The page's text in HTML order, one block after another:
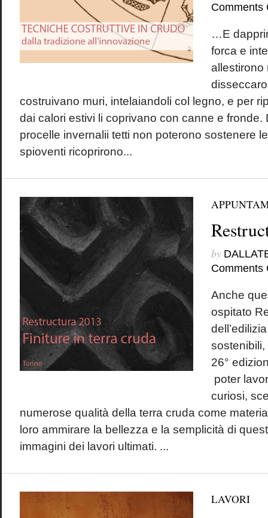
Comments
…E
forca e
allestirono
costruivano muri, intelaiandoli col legno, e per
dai calori estivi li coprivano con canne e fronde.
procelle invernalii tetti non poterono sostenere
spioventi ricoprirono...
by
Comments
Anche
ospitato
26°
poter
curiosi,
numerose qualità della terra cruda come
loro ammirare la bellezza e la semplicità di
immagini dei lavori ultimati. ...
LAVORI